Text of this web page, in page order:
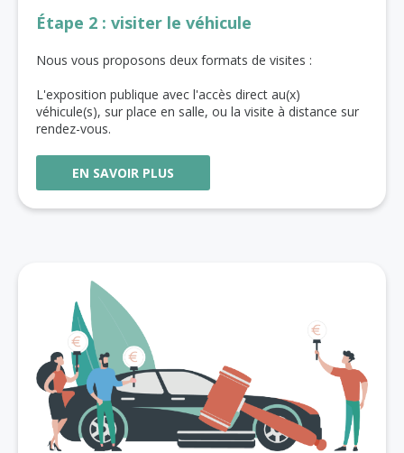
Étape 2 : visiter le véhicule
Nous vous proposons deux formats de visites :
L'exposition publique avec l'accès direct au(x)
véhicule(s), sur place en salle, ou la visite à distance sur
rendez-vous.
EN SAVOIR PLUS